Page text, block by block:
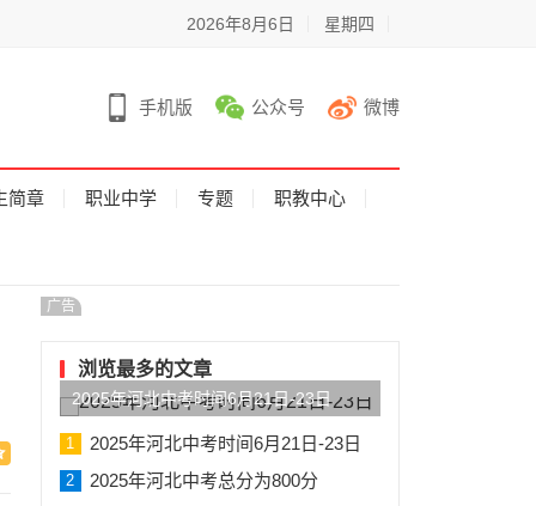
2026年8月6日 星期四
手机版 公众号 微博
简章 职业中学 专题 职教中心
广告
浏览最多的文章
2025年河北中考时间6月21日-23日
1 2025年河北中考时间6月21日-23日
2 2025年河北中考总分为800分